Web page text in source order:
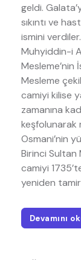
geldi.
sıkıntı ve
ismini
Muhyiddin-i
Mesleme’nin
Mesleme
camiyi kilise
zamanına
keşfolunarak
Osmani’nin
Birinci Sultan
camiyi
yeniden
Devamını